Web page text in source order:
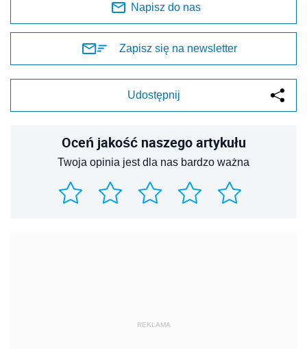
Napisz do nas
Zapisz się na newsletter
Udostępnij
Oceń jakość naszego artykułu
Twoja opinia jest dla nas bardzo ważna
REKLAMA